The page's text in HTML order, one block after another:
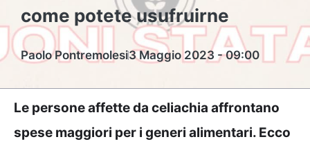
come potete usufruirne
Paolo Pontremolesi3 Maggio 2023 - 09:00
Le persone affette da celiachia affrontano
spese maggiori per i generi alimentari. Ecco